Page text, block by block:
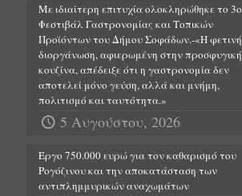
Με ιδιαίτερη επιτυχία ολοκληρώθηκε το 3ο
Φεστιβάλ Γαστρονομίας και Τοπικών
Προϊόντων του Δήμου Σοφάδων.-«Η φετινή
διοργάνωση, αφιερωμένη στην προσφυγική
κουζίνα, απέδειξε ότι η γαστρονομία δεν
αποτελεί μόνο γεύση, αλλά και μνήμη,
πολιτισμό και ταυτότητα.»
5 Αυγούστου, 2026
Έργο 750.000 ευρώ για τον καθαρισμό του
Ρογόζινου και την αποκατάσταση των
αντιπλημμυρικών αναχωμάτων